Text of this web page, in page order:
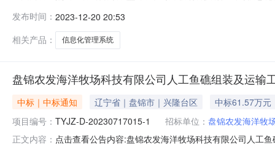
为盘锦农发海洋牧场科技有限公司。本项目已具备招标
（供电系统；数据采集
发布时间： 2023-12-20 20:53
相关产品：
信息化管理系统
盘锦农发海洋牧场科技有限公司人工鱼礁组装及运输
中标｜中标通知 辽宁省｜盘锦市｜兴隆台区
中标61.57万元
项目编号： TYJZ-D-20230717015-1 招标单位： 盘锦农发海洋牧
正文内容： 点击查看公告内容:盘锦农发海洋牧场科技有限公司人工